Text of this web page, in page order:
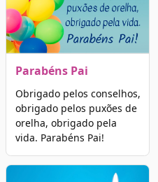
Parabéns Pai
Obrigado pelos conselhos,
obrigado pelos puxões de
orelha, obrigado pela
vida. Parabéns Pai!